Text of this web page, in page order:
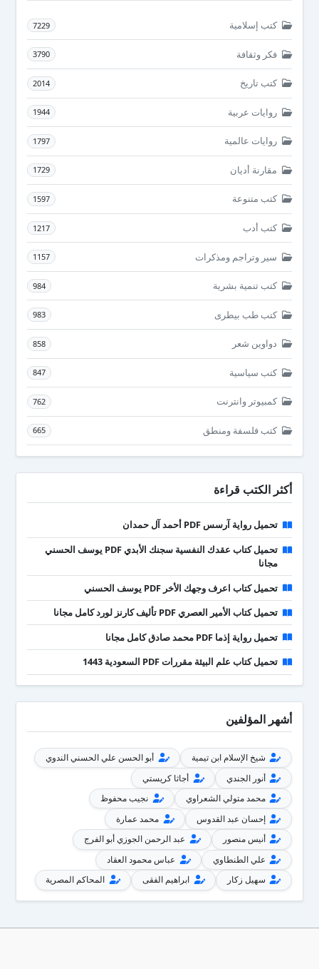
كتب إسلامية 7229
فكر وثقافة 3790
كتب تاريخ 2014
روايات عربية 1944
روايات عالمية 1797
مقارنة أديان 1729
كتب متنوعة 1597
كتب أدب 1217
سير وتراجم ومذكرات 1157
كتب تنمية بشرية 984
كتب طب بيطرى 983
دواوين شعر 858
كتب سياسية 847
كمبيوتر وانترنت 762
كتب فلسفة ومنطق 665
أكثر الكتب قراءة
تحميل رواية آرسس PDF أحمد آل حمدان
تحميل كتاب عقدك النفسية سجنك الأبدي PDF يوسف الحسني
مجانا
تحميل كتاب اعرف وجهك الأخر PDF يوسف الحسني
تحميل كتاب الأمير العصري PDF تأليف كارنز لورد كامل مجانا
تحميل رواية إذما PDF محمد صادق كامل مجانا
تحميل كتاب علم البيئة مقررات PDF السعودية 1443
أشهر المؤلفين
شيخ الإسلام ابن تيمية
أبو الحسن علي الحسني الندوي
أنور الجندي
أجاثا كريستي
محمد متولي الشعراوي
نجيب محفوظ
إحسان عبد القدوس
محمد عمارة
أنيس منصور
عبد الرحمن الجوزي أبو الفرج
علي الطنطاوي
عباس محمود العقاد
سهيل زكار
ابراهيم الفقى المحاكم المصرية